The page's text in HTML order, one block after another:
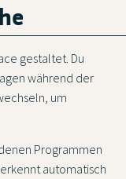
gestaltet. Du
während der
um
Programmen
automatisch